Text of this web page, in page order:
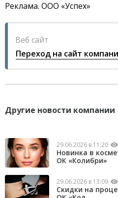
Реклама. ООО «Успех»
Веб сайт
Переход на сайт
Другие новости компании
29.06.2026 в 11:20
Новинка в
ОК «Колибри»
29.06.2026 в 13:09
Скидки на процедуру